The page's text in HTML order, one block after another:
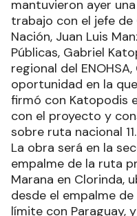
mantuvieron ayer
trabajo con el jefe
Nación, Juan Luis
Públicas, Gabriel
regional del
oportunidad en la
firmó con Katopodis
con el proyecto y
sobre ruta nacional 11.
La obra será en la
empalme de la ruta
Marana en Clorinda,
desde el empalme
límite con Paraguay,